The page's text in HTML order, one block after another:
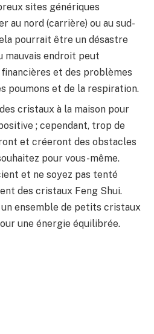
sites génériques
au nord (carrière) ou au sud-
pourrait être un désastre
mauvais endroit peut
et des problèmes
poumons et de la respiration.
cristaux à la maison pour
; cependant, trop de
et créeront des obstacles
pour vous-même.
et ne soyez pas tenté
des cristaux Feng Shui.
ensemble de petits cristaux
une énergie équilibrée.